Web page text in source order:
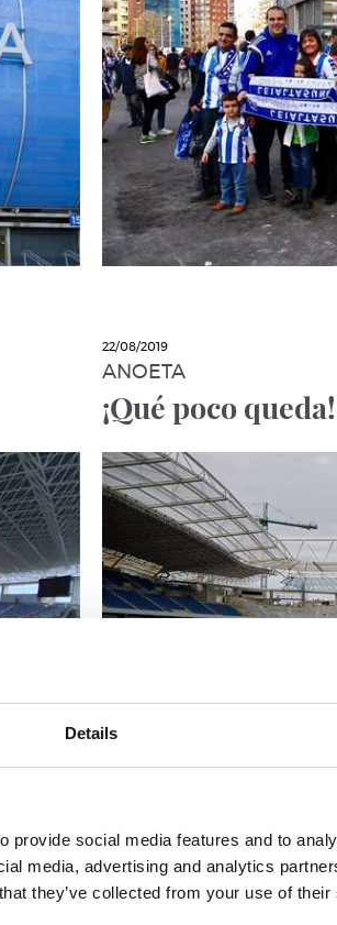
Details
provide social media features and to
media, advertising and analytics
they’ve collected from your use of
22/08/2019
ANOETA
¡Qué poco queda!
02/07/2019